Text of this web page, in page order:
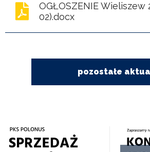
OGŁOSZENIE Wieliszew
02).docx
pozostałe